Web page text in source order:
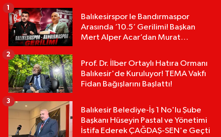
Balıkesirspor le Bandırmaspor
Arasında ‘10.5’ Gerilimi! Başkan
Mert Alper Acar’dan Murat
1
Prof. Dr. İlber Ortaylı Hatıra Ormanı
Balıkesir'de Kuruluyor! TEMA Vakfı
Fidan Bağışlarını Başlattı!
2
Balıkesir Belediye-İş 1 No'lu Şube
Başkanı Hüseyin Pastal ve Yönetimi
İstifa Ederek ÇAĞDAŞ-SEN'e Geçti
3